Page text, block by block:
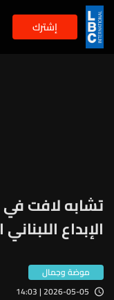
إشترك
الإبداع
موضة وجمال
2026-05-05 | 14:03